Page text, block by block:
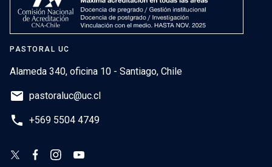
PASTORAL UC
Alameda 340, oficina 10 - Santiago, Chile
email pastoraluc@uc.cl
phone +569 5504 4749